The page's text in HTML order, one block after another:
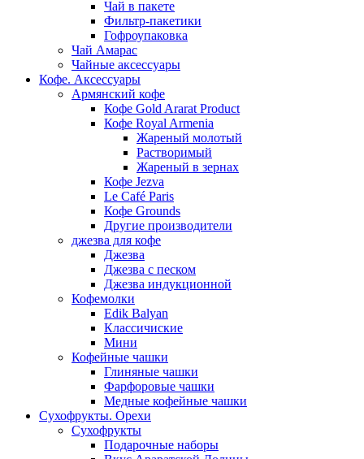
Чай в пакете
Фильтр-пакетики
Гофроупаковка
Чай Амарас
Чайные аксессуары
Кофе. Аксессуары
Армянский кофе
Кофе Gold Ararat Product
Кофе Royal Armenia
Жареный молотый
Растворимый
Жареный в зернах
Кофе Jezva
Le Café Paris
Кофе Grounds
Другие производители
джезва для кофе
Джезва
Джезва с песком
Джезва индукционной
Кофемолки
Edik Balyan
Классичиские
Мини
Кофейные чашки
Глиняные чашки
Фарфоровые чашки
Медные кофейные чашки
Сухофрукты. Орехи
Сухофрукты
Подарочные наборы